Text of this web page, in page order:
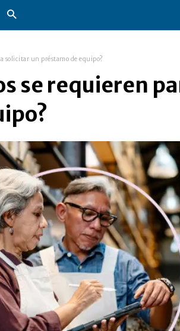
solicitar un préstamo de equipo?
se requieren